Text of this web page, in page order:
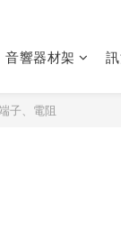
音響器材架
子、電阻